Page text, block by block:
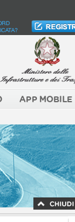
APP MOBILE